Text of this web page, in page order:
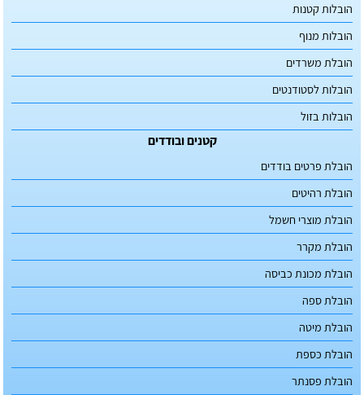
הובלות קטנות
הובלות מנוף
הובלת משרדים
הובלות לסטודנטים
הובלות בזול
קטנים ובודדים
הובלת פרטים בודדים
הובלת רהיטים
הובלת מוצרי חשמל
הובלת מקרר
הובלת מכונת כביסה
הובלת ספה
הובלת מיטה
הובלת כספת
הובלת פסנתר